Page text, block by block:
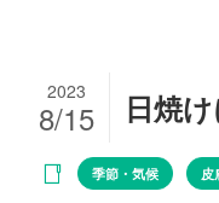
日焼
2023
8/15
季節・気候 皮